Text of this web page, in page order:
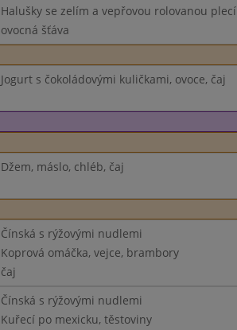
Halušky se zelím a vepřovou rolovanou plecí
ovocná šťáva
Jogurt s čokoládovými kuličkami, ovoce, čaj
Džem, máslo, chléb, čaj
Čínská s rýžovými nudlemi
Koprová omáčka, vejce, brambory
čaj
Čínská s rýžovými nudlemi
Kuřecí po mexicku, těstoviny